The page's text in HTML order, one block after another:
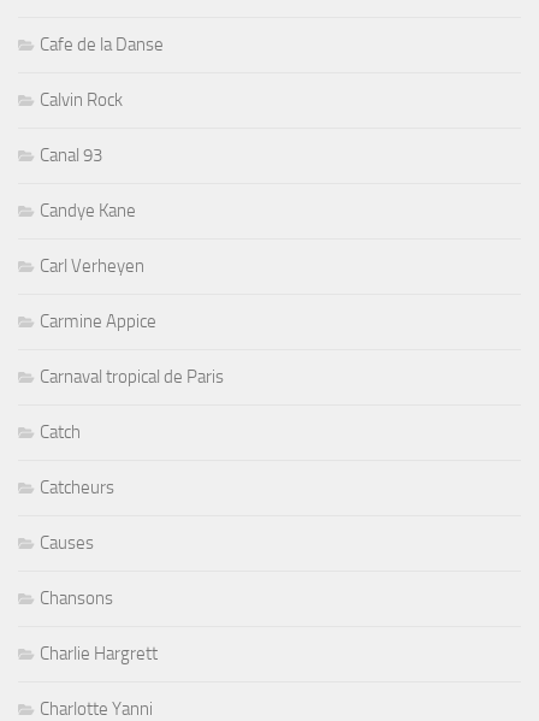
Cafe de la Danse
Calvin Rock
Canal 93
Candye Kane
Carl Verheyen
Carmine Appice
Carnaval tropical de Paris
Catch
Catcheurs
Causes
Chansons
Charlie Hargrett
Charlotte Yanni